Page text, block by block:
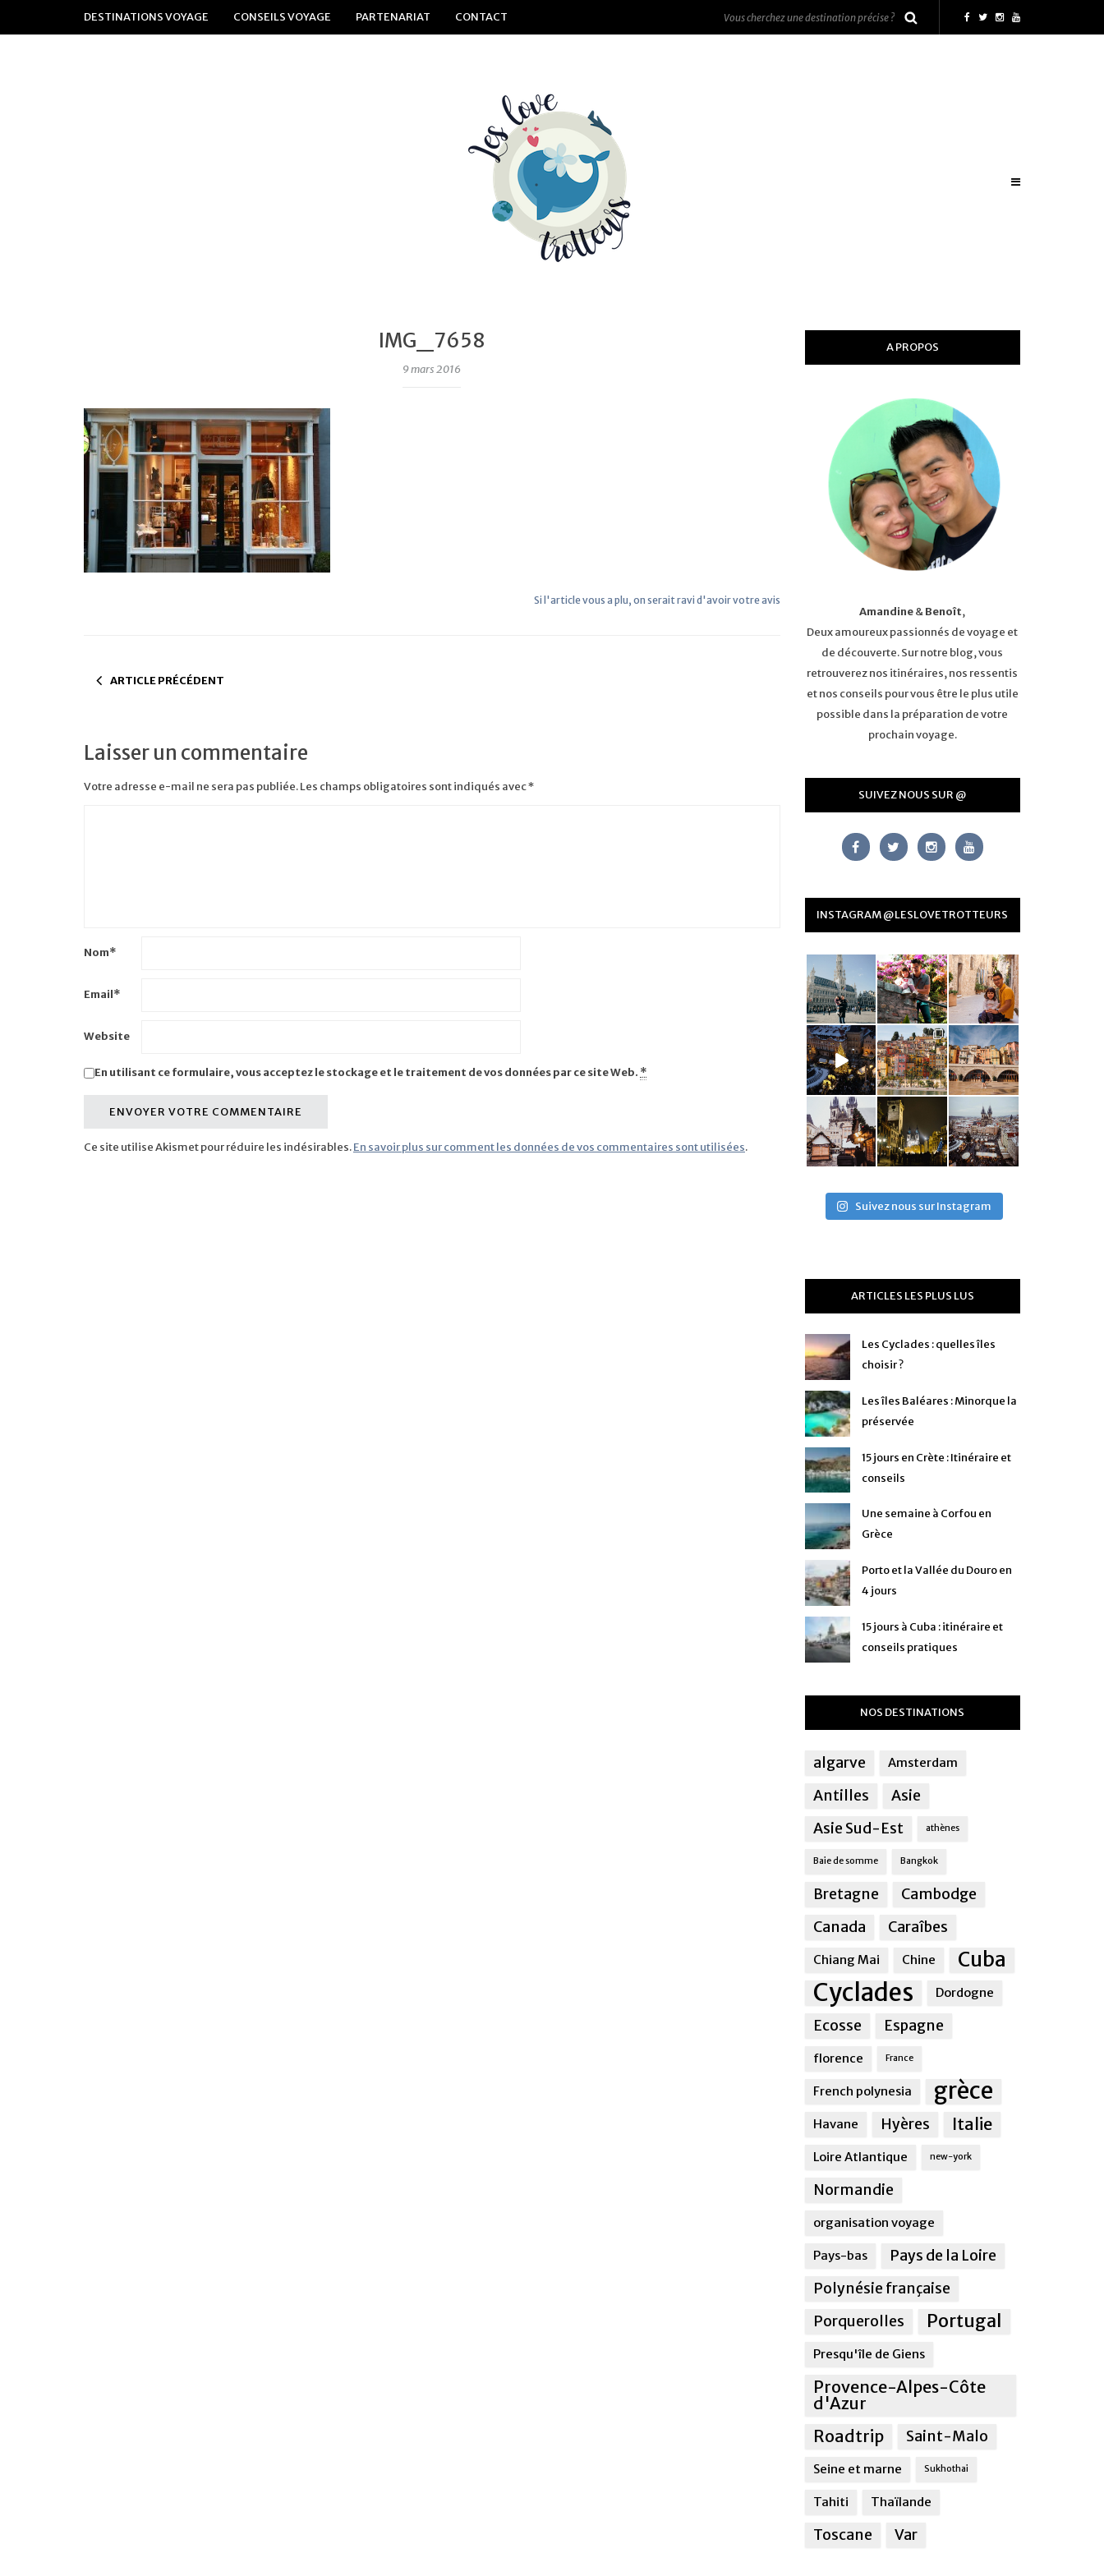
DESTINATIONS VOYAGE CONSEILS VOYAGE PARTENARIAT CONTACT
IMG_7658
9 mars 2016
Si l'article vous a plu, on serait ravi d'avoir votre avis
ARTICLE PRÉCÉDENT
Laisser un commentaire
Votre adresse e-mail ne sera pas publiée.Les champs obligatoires sont indiqués avec*
Nom*
Email*
Website
En utilisant ce formulaire, vous acceptez le stockage et le traitement de vos données par ce site Web. *
Ce site utilise Akismet pour réduire les indésirables.En savoir plus sur comment les données de vos commentaires sont utilisées.
A PROPOS
Amandine&Benoît,
Deux amoureux passionnés de voyage et
de découverte. Sur notre blog, vous
retrouverez nos itinéraires, nos ressentis
et nos conseils pour vous être le plus utile
possible dans la préparation de votre
prochain voyage.
SUIVEZ NOUS SUR @
INSTAGRAM @LESLOVETROTTEURS
Suivez nous sur Instagram
ARTICLES LES PLUS LUS
Les Cyclades : quelles îles
choisir ?
Les îles Baléares : Minorque la
préservée
15 jours en Crète : Itinéraire et
conseils
Une semaine à Corfou en
Grèce
Porto et la Vallée du Douro en
4 jours
15 jours à Cuba : itinéraire et
conseils pratiques
NOS DESTINATIONS
algarve Amsterdam
Antilles
Asie
Asie Sud-Est
athènes
Baie de somme Bangkok
Bretagne
Cambodge
Canada
Caraîbes
Chiang Mai Chine Cuba
Cyclades Dordogne
Ecosse Espagne
florence France
French polynesia grèce
Havane Hyères Italie
Loire Atlantique new-york
Normandie
organisation voyage
Pays-bas
Pays de la Loire
Polynésie française
Porquerolles
Portugal
Presqu'île de Giens
Provence-Alpes-Côte
d'Azur
Roadtrip
Saint-Malo
Seine et marne Sukhothai
Tahiti Thaïlande
Toscane Var